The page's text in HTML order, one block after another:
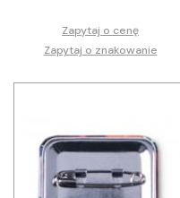
Zapytaj o cenę
Zapytaj o znakowanie